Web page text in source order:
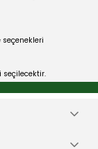
seçilecektir.